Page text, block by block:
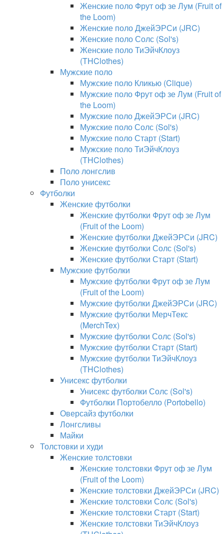
Женские поло Фрут оф зе Лум (Fruit of
the Loom)
Женские поло ДжейЭРСи (JRC)
Женские поло Солс (Sol's)
Женские поло ТиЭйчКлоуз
(THClothes)
Мужские поло
Мужские поло Кликью (Clique)
Мужские поло Фрут оф зе Лум (Fruit of
the Loom)
Мужские поло ДжейЭРСи (JRC)
Мужские поло Солс (Sol's)
Мужские поло Старт (Start)
Мужские поло ТиЭйчКлоуз
(THClothes)
Поло лонгслив
Поло унисекс
Футболки
Женские футболки
Женские футболки Фрут оф зе Лум
(Fruit of the Loom)
Женские футболки ДжейЭРСи (JRC)
Женские футболки Солс (Sol's)
Женские футболки Старт (Start)
Мужские футболки
Мужские футболки Фрут оф зе Лум
(Fruit of the Loom)
Мужские футболки ДжейЭРСи (JRC)
Мужские футболки МерчТекс
(MerchTex)
Мужские футболки Солс (Sol's)
Мужские футболки Старт (Start)
Мужские футболки ТиЭйчКлоуз
(THClothes)
Унисекс футболки
Унисекс футболки Солс (Sol's)
Футболки Портобелло (Portobello)
Оверсайз футболки
Лонгсливы
Майки
Толстовки и худи
Женские толстовки
Женские толстовки Фрут оф зе Лум
(Fruit of the Loom)
Женские толстовки ДжейЭРСи (JRC)
Женские толстовки Солс (Sol's)
Женские толстовки Старт (Start)
Женские толстовки ТиЭйчКлоуз